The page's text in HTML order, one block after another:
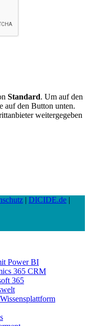
Standard. Um auf den
auf den Button unten.
weitergegeben
| DICIDE.de |
Power BI
365 CRM
365